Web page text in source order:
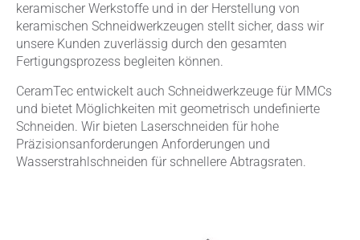
keramischer Werkstoffe und in der Herstellung von
keramischen Schneidwerkzeugen stellt sicher, dass wir
unsere Kunden zuverlässig durch den gesamten
Fertigungsprozess begleiten können.
CeramTec entwickelt auch Schneidwerkzeuge für MMCs
und bietet Möglichkeiten mit geometrisch undefinierte
Schneiden. Wir bieten Laserschneiden für hohe
Präzisionsanforderungen Anforderungen und
Wasserstrahlschneiden für schnellere Abtragsraten.